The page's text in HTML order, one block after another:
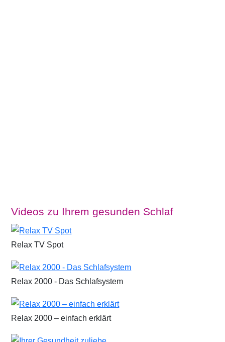
Videos zu Ihrem gesunden Schlaf
Relax TV Spot
Relax 2000 - Das Schlafsystem
Relax 2000 – einfach erklärt